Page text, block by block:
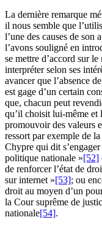
La dernière remarque
il nous semble que
l’une des causes de son
l’avons souligné en
se mettre d’accord sur
interpréter selon ses
avancer que l’absence
est gage d’un certain
que, chacun peut
qu’il choisit lui-même et
promouvoir des valeurs
ressort par exemple de
Chypre qui dit
politique nationale »[52]
de renforcer l’état de
sur internet »[53]; ou
droit au moyen d’un
la Cour suprême de
nationale[54].